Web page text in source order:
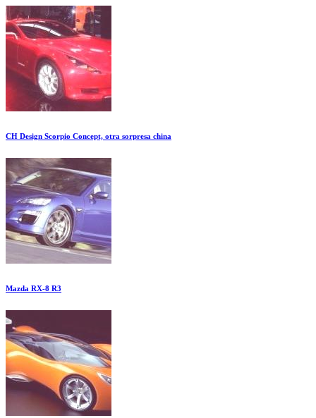
CH Design Scorpio Concept, otra sorpresa china
Mazda RX-8 R3